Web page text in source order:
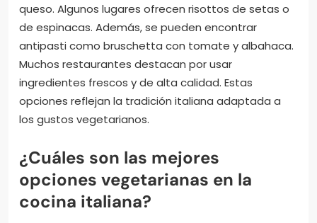
queso. Algunos lugares ofrecen risottos de setas o
de espinacas. Además, se pueden encontrar
antipasti como bruschetta con tomate y albahaca.
Muchos restaurantes destacan por usar
ingredientes frescos y de alta calidad. Estas
opciones reflejan la tradición italiana adaptada a
los gustos vegetarianos.
¿Cuáles son las mejores
opciones vegetarianas en la
cocina italiana?